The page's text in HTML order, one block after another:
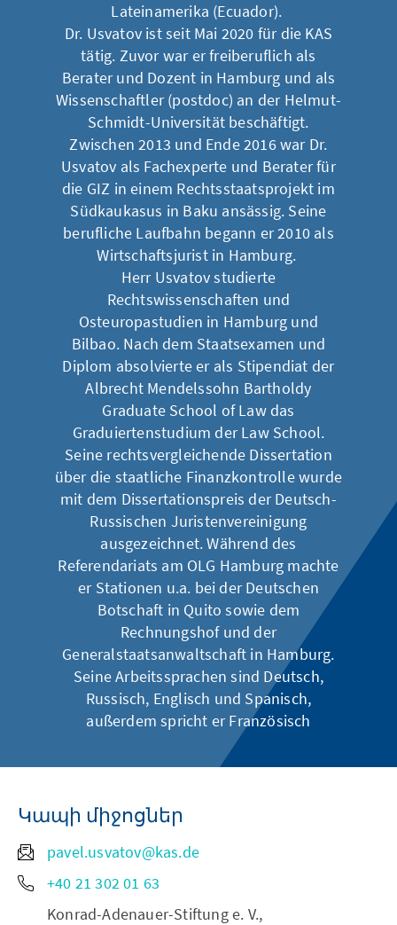
Lateinamerika (Ecuador).
Dr. Usvatov ist seit Mai 2020 für die KAS
tätig. Zuvor war er freiberuflich als
Berater und Dozent in Hamburg und als
Wissenschaftler (postdoc) an der Helmut-
Schmidt-Universität beschäftigt.
Zwischen 2013 und Ende 2016 war Dr.
Usvatov als Fachexperte und Berater für
die GIZ in einem Rechtsstaatsprojekt im
Südkaukasus in Baku ansässig. Seine
berufliche Laufbahn begann er 2010 als
Wirtschaftsjurist in Hamburg.
Herr Usvatov studierte
Rechtswissenschaften und
Osteuropastudien in Hamburg und
Bilbao. Nach dem Staatsexamen und
Diplom absolvierte er als Stipendiat der
Albrecht Mendelssohn Bartholdy
Graduate School of Law das
Graduiertenstudium der Law School.
Seine rechtsvergleichende Dissertation
über die staatliche Finanzkontrolle wurde
mit dem Dissertationspreis der Deutsch-
Russischen Juristenvereinigung
ausgezeichnet. Während des
Referendariats am OLG Hamburg machte
er Stationen u.a. bei der Deutschen
Botschaft in Quito sowie dem
Rechnungshof und der
Generalstaatsanwaltschaft in Hamburg.
Seine Arbeitssprachen sind Deutsch,
Russisch, Englisch und Spanisch,
außerdem spricht er Französisch
Կապի միջոցներ
pavel.usvatov@kas.de
+40 21 302 01 63
Konrad-Adenauer-Stiftung e. V.,